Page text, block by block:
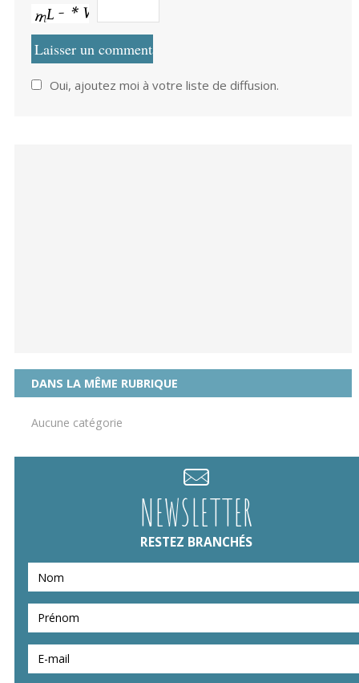
Oui, ajoutez moi à votre liste de diffusion.
DANS LA MÊME RUBRIQUE
Aucune catégorie
NEWSLETTER
RESTEZ BRANCHÉS